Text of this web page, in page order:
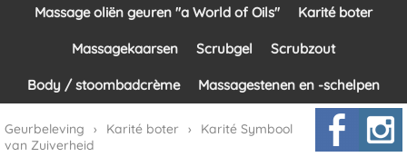
Karité boter
Massagekaarsen
Scrubgel
Body / stoombadcrème
Massage oliën geuren "a World of Oils" Karité boter
Massagekaarsen Scrubgel Scrubzout
Body / stoombadcrème Massagestenen en -schelpen
Geurbeleving › Karité boter ›
Karité Symbool
van Zuiverheid